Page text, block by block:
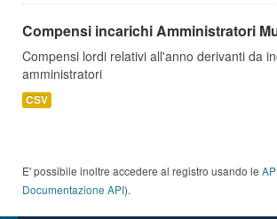
Compensi incarichi Amministratori
Compensi lordi relativi all'anno derivanti da
amministratori
CSV
E' possibile inoltre accedere al registro usando le
Documentazione API).